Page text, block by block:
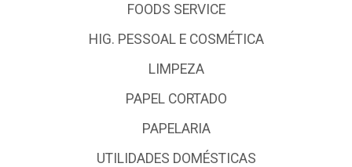
FOODS SERVICE
HIG. PESSOAL E COSMÉTICA
LIMPEZA
PAPEL CORTADO
PAPELARIA
UTILIDADES DOMÉSTICAS